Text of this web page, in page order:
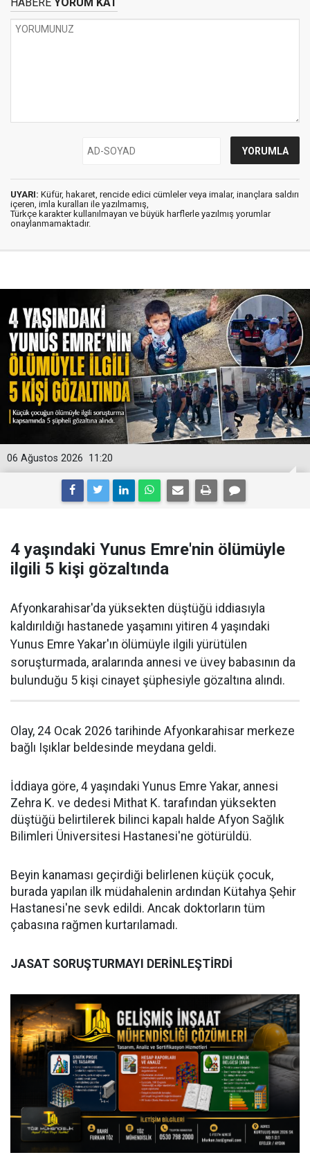
UYARI: Küfür, hakaret, rencide edici cümleler veya imalar, inançlara saldırı
içeren, imla kuralları ile yazılmamış,
Türkçe karakter kullanılmayan ve büyük harflerle yazılmış yorumlar
onaylanmamaktadır.
11:20
06 Ağustos 2026
4 yaşındaki Yunus Emre'nin ölümüyle
ilgili 5 kişi gözaltında
Afyonkarahisar'da yüksekten düştüğü iddiasıyla
kaldırıldığı hastanede yaşamını yitiren 4 yaşındaki
Yunus Emre Yakar'ın ölümüyle ilgili yürütülen
soruşturmada, aralarında annesi ve üvey babasının da
bulunduğu 5 kişi cinayet şüphesiyle gözaltına alındı.
Olay, 24 Ocak 2026 tarihinde Afyonkarahisar merkeze
bağlı Işıklar beldesinde meydana geldi.
İddiaya göre, 4 yaşındaki Yunus Emre Yakar, annesi
Zehra K. ve dedesi Mithat K. tarafından yüksekten
düştüğü belirtilerek bilinci kapalı halde Afyon Sağlık
Bilimleri Üniversitesi Hastanesi'ne götürüldü.
Beyin kanaması geçirdiği belirlenen küçük çocuk,
burada yapılan ilk müdahalenin ardından Kütahya Şehir
Hastanesi'ne sevk edildi. Ancak doktorların tüm
çabasına rağmen kurtarılamadı.
JASAT SORUŞTURMAYI DERİNLEŞTİRDİ